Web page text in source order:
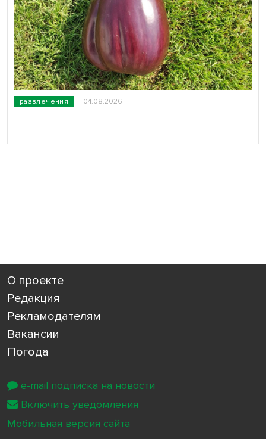
развлечения 04.08.2026
О проекте
Редакция
Рекламодателям
Вакансии
Погода
e-mail подписка на новости
Включить уведомления
Мобильная версия сайта